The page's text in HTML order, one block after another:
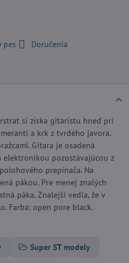
pes
Doručenia
si získa gitaristu hneď pri
a krk z tvrdého javora.
Gitara je osadená
elektronikou pozostávajúcou z
prepínača. Na
pákou. Pre menej znalých
páka. Znalejší vedia, že v
Farba: open pore black.
Super ST modely